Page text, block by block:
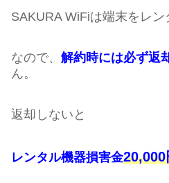
SAKURA WiFiは端末をレン
なので、 解約時には必ず返
ん。
返却しないと
レンタル機器損害金20,000